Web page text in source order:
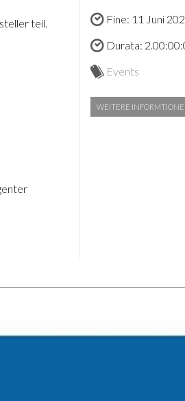
teil.
Fine: 11 Juni
Durata:
Events
WEITERE